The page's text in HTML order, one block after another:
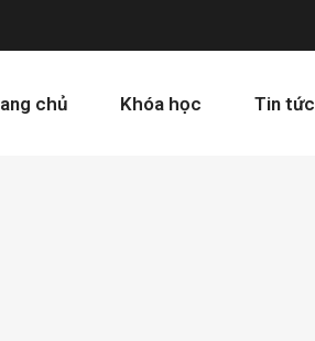
chủ Khóa học Tin tức